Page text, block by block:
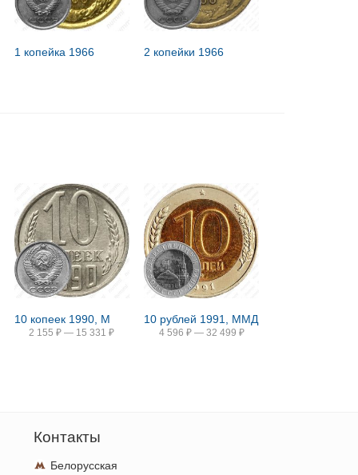
1 копейка 1966 2 копейки 1966
10 копеек 1990, М
2 155 ₽ — 15 331 ₽
10 рублей 1991, ММД
4 596 ₽ — 32 499 ₽
Контакты
Белорусская